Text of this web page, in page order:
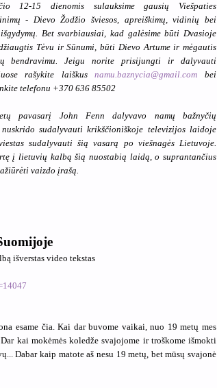
12-15 dienomis sulauksime gausių Viešpaties
- Dievo Žodžio šviesos, apreiškimų, vidinių bei
Bet svarbiausiai, kad galėsime būti Dvasioje
Tėvu ir Sūnumi, būti Dievo Artume ir mėgautis
bendravimu. Jeigu norite prisijungti ir dalyvauti
rašykite laiškusnamu.baznycia@gmail.com bei
telefonu +370 636 85502
pavasarį John Fenn dalyvavo namų bažnyčių
sudalyvauti krikščioniškoje televizijos laidoje
sudalyvauti šią vasarą po viešnagės Lietuvoje.
į lietuvių kalbą šią nuostabią laidą, o suprantančius
vaizdo įrašą.
išverstas video tekstas
esame čia. Kai dar buvome vaikai, nuo 19 metų mes
kai mokėmės koledže svajojome ir troškome išmokti
Dabar kaip matote aš nesu 19 metų, bet mūsų svajonė